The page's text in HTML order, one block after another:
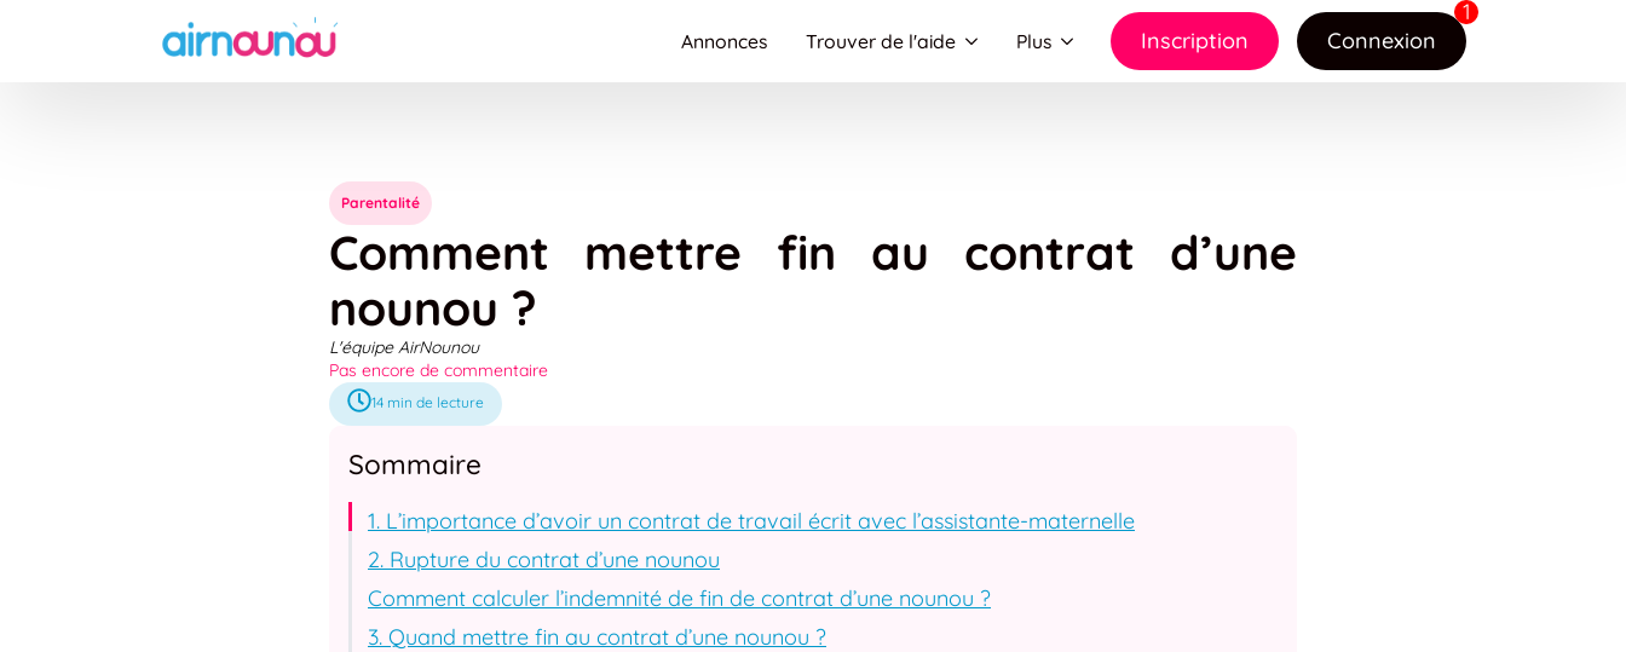
Annonces Trouver de l'aide Plus Inscription Connexion
Parentalité
Comment mettre fin au contrat d’une
nounou ?
L'équipe AirNounou
Pas encore de commentaire
14 min de lecture
Sommaire
1. L’importance d’avoir un contrat de travail écrit avec l’assistante-maternelle
2. Rupture du contrat d’une nounou
Comment calculer l’indemnité de fin de contrat d’une nounou ?
3. Quand mettre fin au contrat d’une nounou ?